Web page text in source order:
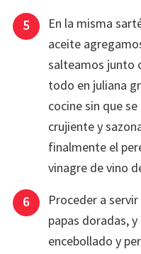
En la misma
aceite
salteamos junto
todo en juliana
cocine sin que
crujiente y
finalmente el
vinagre de vino
Proceder a
papas doradas,
encebollado y